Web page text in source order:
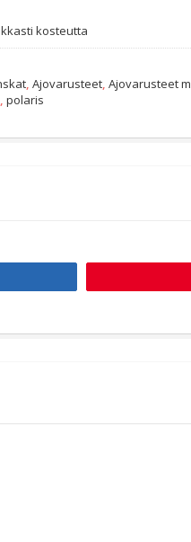
kosteutta
,Ajovarusteet ,Ajovarusteet
,polaris